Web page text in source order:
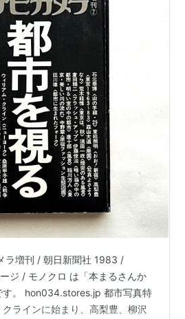
ラ増刊 / 朝日新聞社 1983 /
ジ / モノクロ は「本まるさんか
す。 hon034.stores.jp 都市写真特
ラインに始まり、高梨豊、柳沢